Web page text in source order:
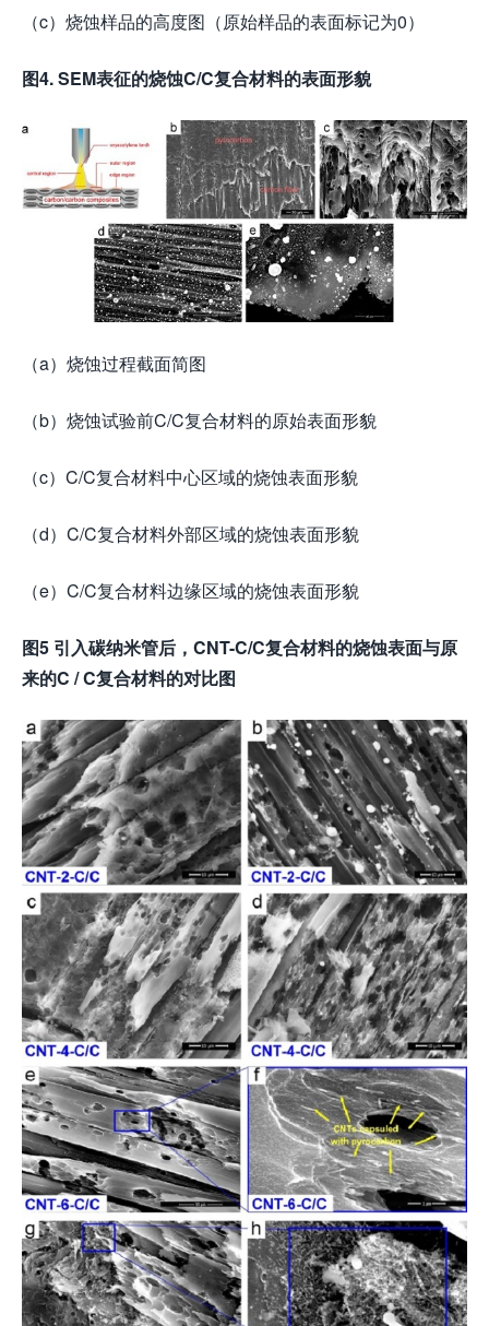
（c）烧蚀样品的高度图（原始样品的表面标记为0）
图4. SEM表征的烧蚀C/C复合材料的表面形貌
（a）烧蚀过程截面简图
（b）烧蚀试验前C/C复合材料的原始表面形貌
（c）C/C复合材料中心区域的烧蚀表面形貌
（d）C/C复合材料外部区域的烧蚀表面形貌
（e）C/C复合材料边缘区域的烧蚀表面形貌
图5 引入碳纳米管后， CNT-C/C复合材料的烧蚀表面与原
来的C / C复合材料的对比图